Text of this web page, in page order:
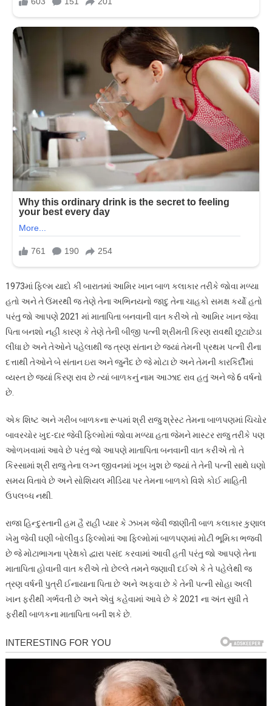
1973માં ફિલ્મ યાદો કી બારાતમાં આમિર ખાન બાળ કલાકાર તરીકે જોવા મળ્યા
હતો અને તે ઉંમરથી જ તેણે તેના અભિનયનો જાદુ તેના ચાહકો સમક્ષ કર્યો હતો
પરંતુ જો આપણે 2021 માં માતાપિતા બનવાની વાત કરીએ તો આમિર ખાન જેવા
પિતા બનશો નહીં કારણ કે તેણે તેની બીજી પત્ની શ્રીમતી કિરણ રાવથી છૂટાછેડા
લીધા છે અને તેઓને પહેલાથી જ ત્રણ સંતાન છે જ્યાં તેમની પ્રથમ પત્ની રીના
દત્તાથી તેઓને બે સંતાન ઇરા અને જુનૈદ છે જે મોટા છે અને તેમની કારકિર્દીમાં
વ્યસ્ત છે જ્યાં કિરણ રાવ છે ત્યાં બાળકનું નામ આઝાદ રાવ હતું અને જે 6 વર્ષનો
છે.
એક શિષ્ટ અને ગરીબ બાળકના રૂપમાં શ્રી રાજુ શ્રેસ્ટ તેમના બાળપણમાં ચિચોર
બાવરચોર ખુદ-દાર જેવી ફિલ્મોમાં જોવા મળ્યા હતા જેમને માસ્ટર રાજુ તરીકે પણ
ઓળખવામાં આવે છે પરંતુ જો આપણે માતાપિતા બનવાની વાત કરીએ તો તે
કિસ્સામાં શ્રી રાજુ તેના લગ્ન જીવનમાં ખૂબ ખુશ છે જ્યાં તે તેની પત્ની સાથે ઘણો
સમય વિતાવે છે અને સોશિયલ મીડિયા પર તેમના બાળકો વિશે કોઈ માહિતી
ઉપલબ્ધ નથી.
રાજા હિન્દુસ્તાની હમ હૈ રાહી પ્યાર કે ઝખમ જેવી જાણીતી બાળ કલાકાર કુણાલ
ખેમુ જેવી ઘણી બોલીવુડ ફિલ્મોમાં આ ફિલ્મોમાં બાળપણમાં મોટી ભૂમિકા ભજવી
છે જે મોટાભાગના પ્રેક્ષકો દ્વારા પસંદ કરવામાં આવી હતી પરંતુ જો આપણે તેના
માતાપિતા હોવાની વાત કરીએ તો છેલ્લે તમને જણાવી દઈએ કે તે પહેલેથી જ
ત્રણ વર્ષની પુત્રી ઈનાયાના પિતા છે અને અફવા છે કે તેની પત્ની સોહા અલી
ખાન ફરીથી ગર્ભવતી છે અને એવું કહેવામાં આવે છે કે 2021 ના ​​અંત સુધી તે
ફરીથી બાળકના માતાપિતા બની શકે છે.